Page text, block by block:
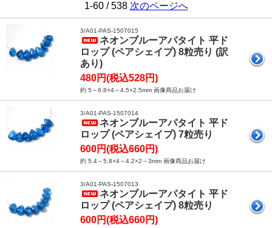
1-60 / 538 次のページへ
3/A01-PAS-1507015
ネオンブルーアパタイト 平ド
ロップ (ペアシェイプ) 8粒売り (訳
あり)
480円(税込528円)
約 5～6.8×4～4.5×2.5mm 画像商品お届け
3/A01-PAS-1507014
ネオンブルーアパタイト 平ド
ロップ (ペアシェイプ) 7粒売り
600円(税込660円)
約 5.4～5.8×4～4.2×2～3mm 画像商品お届け
3/A01-PAS-1507013
ネオンブルーアパタイト 平ド
ロップ (ペアシェイプ) 8粒売り
600円(税込660円)